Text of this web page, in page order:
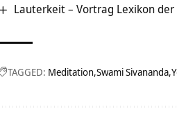
Lauterkeit – Vortrag Lexikon der
TAGGED: Meditation Swami Sivananda